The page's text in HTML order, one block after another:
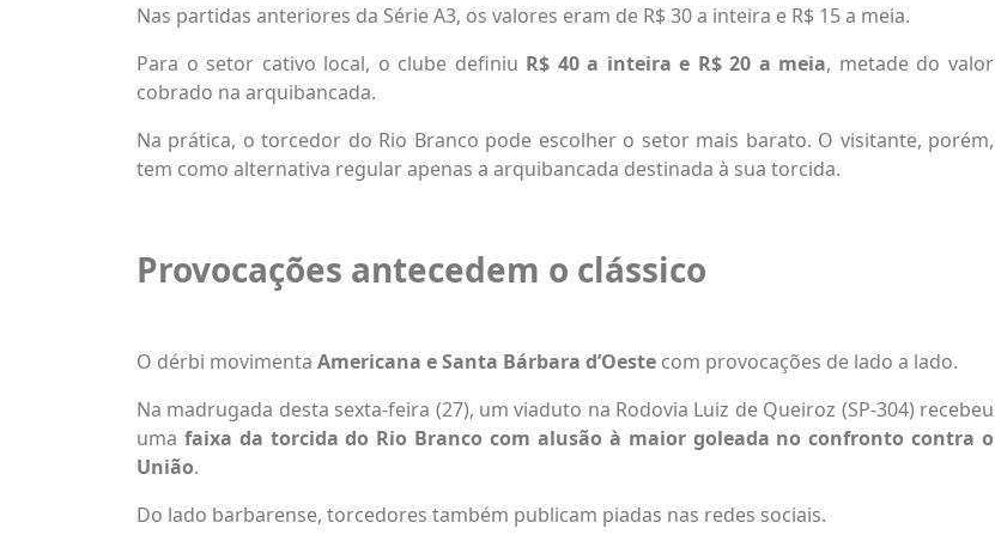
Nas partidas anteriores da Série A3, os valores eram de R$ 30 a inteira e R$ 15 a meia.
Para o setor cativo local, o clube definiu R$ 40 a inteira e R$ 20 a meia, metade do valor
cobrado na arquibancada.
Na prática, o torcedor do Rio Branco pode escolher o setor mais barato. O visitante, porém,
tem como alternativa regular apenas a arquibancada destinada à sua torcida.
Provocações antecedem o clássico
O dérbi movimenta Americana e Santa Bárbara d’Oeste com provocações de lado a lado.
Na madrugada desta sexta-feira (27), um viaduto na Rodovia Luiz de Queiroz (SP-304) recebeu
uma faixa da torcida do Rio Branco com alusão à maior goleada no confronto contra o
União.
Do lado barbarense, torcedores também publicam piadas nas redes sociais.